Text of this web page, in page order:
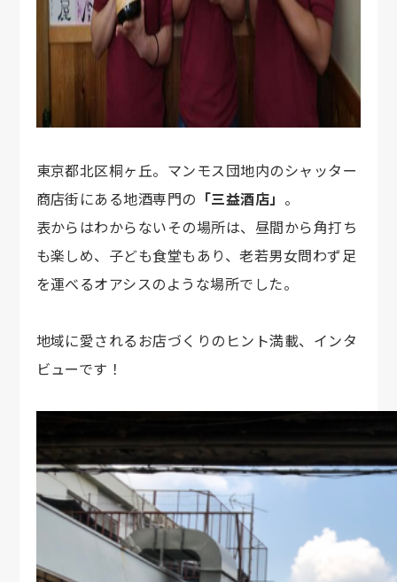
東京都北区桐ヶ丘。マンモス団地内のシャッター
商店街にある地酒専門の 「三益酒店」 。
表からはわからないその場所は、昼間から角打ち
も楽しめ、子ども食堂もあり、老若男女問わず足
を運べるオアシスのような場所でした。
地域に愛されるお店づくりのヒント満載、インタ
ビューです！